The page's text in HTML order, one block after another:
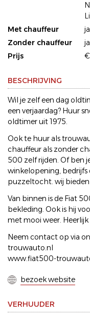
Met chauffeur
ja
Zonder chauffeur
ja
Prijs
BESCHRIJVING
Wil je zelf een dag
een verjaardag? Huur
oldtimer uit 1975.
Ook te huur als
chauffeur als zonder
500 zelf rijden. Of ben
winkelopening, bedrijfs
puzzeltocht. wij
Van binnen is de Fiat
bekleding. Ook is hij
met mooi weer.
Neem contact op via
trouwauto.nl
www.fiat500-
bezoek website
VERHUUDER